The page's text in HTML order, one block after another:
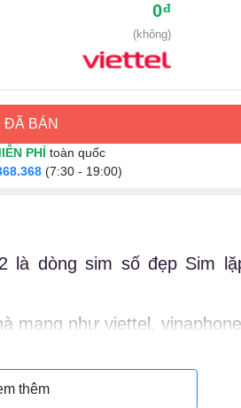
0đ
(không)
ĐÃ BÁN
PHÍ toàn quốc
(7:30 - 19:00)
là dòng sim số đẹp Sim
mạng như viettel,
thêm